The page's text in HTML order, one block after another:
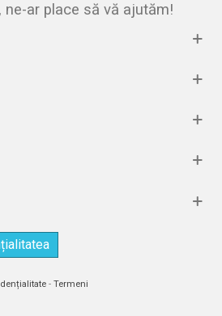
ne-ar place să vă ajutăm!
- Termeni